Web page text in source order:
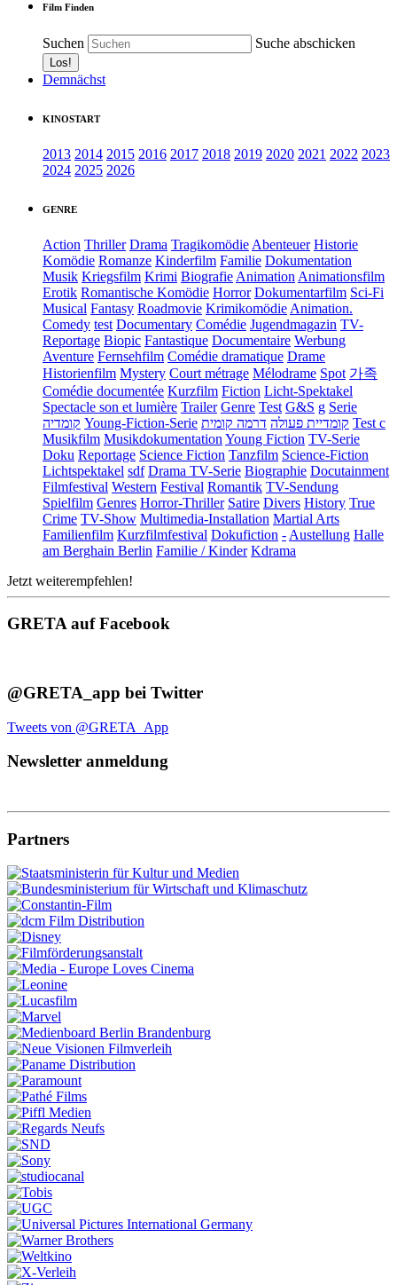
Film Finden
Suchen Suche abschicken
Demnächst
KINOSTART
2013 2014 2015 2016 2017 2018 2019 2020 2021 2022 2023
2024 2025 2026
GENRE
Action Thriller Drama Tragikomödie Abenteuer Historie
Komödie Romanze Kinderfilm Familie Dokumentation
Musik Kriegsfilm Krimi Biografie Animation Animationsfilm
Erotik Romantische Komödie Horror Dokumentarfilm Sci-Fi
Musical Fantasy Roadmovie Krimikomödie Animation.
Comedy test Documentary Comédie Jugendmagazin TV-
Reportage Biopic Fantastique Documentaire Werbung
Aventure Fernsehfilm Comédie dramatique Drame
Historienfilm Mystery Court métrage Mélodrame Spot 가족
Comédie documentée Kurzfilm Fiction Licht-Spektakel
Spectacle son et lumière Trailer Genre Test G&S g Serie
קומדיה Young-Fiction-Serie קומדיית פעולה דרמה קומית
Test c
Musikfilm Musikdokumentation Young Fiction TV-Serie
Doku Reportage Science Fiction Tanzfilm Science-Fiction
Lichtspektakel sdf Drama TV-Serie Biographie Docutainment
Filmfestival Western Festival Romantik TV-Sendung
Spielfilm Genres Horror-Thriller Satire Divers History True
Crime TV-Show Multimedia-Installation Martial Arts
Familienfilm Kurzfilmfestival Dokufiction - Austellung Halle
am Berghain Berlin Familie / Kinder Kdrama
Jetzt weiterempfehlen!
GRETA auf Facebook
@GRETA_app bei Twitter
Tweets von @GRETA_App
Newsletter anmeldung
Partners